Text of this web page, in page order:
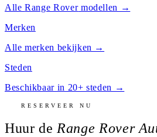
AlleRange Rovermodellen →
Merken
Alle merken bekijken →
Steden
Beschikbaar in 20+ steden →
RESERVEER NU
Huur deRange Rover